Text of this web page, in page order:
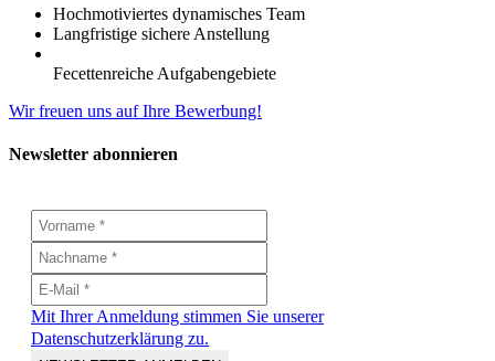
Hochmotiviertes dynamisches Team
Langfristige sichere Anstellung
Fecettenreiche Aufgabengebiete
Wir freuen uns auf Ihre Bewerbung!
Newsletter abonnieren
Mit Ihrer Anmeldung stimmen Sie unserer
Datenschutzerklärung zu.